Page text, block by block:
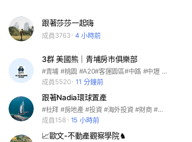
跟著莎莎一起嗨
成員3763 4 小時前
3群 美國熊｜青埔房市俱樂部
#青埔 #桃園 #A20#客運園區#中路 #中壢 #航空城 #青埔人#美國熊
成員5520
11 分鐘前
跟著Nadia環球置產
#杜拜 #房地產 #投資 #海外投資 #財商 #理財
成員158
15 小時前
📈歐文-不動產觀察學院♞